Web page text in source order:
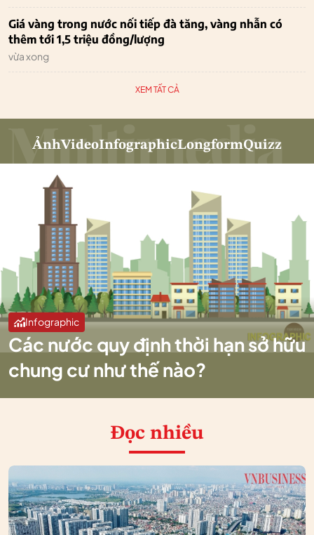
Giá vàng trong nước nối tiếp đà tăng, vàng nhẫn có
thêm tới 1,5 triệu đồng/lượng
vừa xong
XEM TẤT CẢ
ẢnhVideoInfographicLongformQuizz
Infographic
Các nước quy định thời hạn sở hữu
chung cư như thế nào?
Đọc nhiều